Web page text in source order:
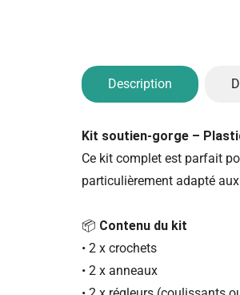
Description
Kit soutien-gorge –
Ce kit complet est parfait
particulièrement adapté
📦 Contenu du kit
• 2 x crochets
• 2 x anneaux